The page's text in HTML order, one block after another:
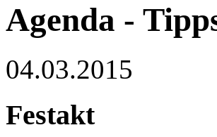
Agenda -
04.03.2015
Festakt